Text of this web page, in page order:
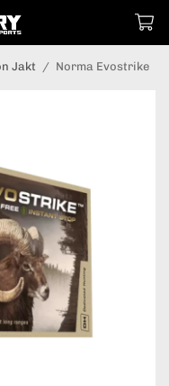
Jakt / Norma Evostrike